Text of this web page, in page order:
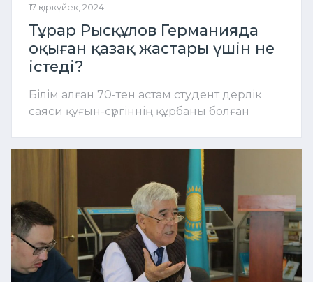
17 қыркүйек, 2024
Тұрар Рысқұлов Германияда
оқыған қазақ жастары үшін не
істеді?
Білім алған 70-тен астам студент дерлік
саяси қуғын-сүргіннің құрбаны болған